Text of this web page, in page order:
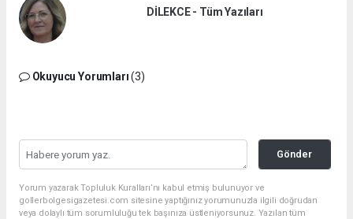
DİLEKCE - Tüm Yazıları
Okuyucu Yorumları(3)
Gönder
Yorum yazarak Topluluk Kuralları’nı kabul etmiş bulunuyor ve
gollerbolgesigazetesi.com sitesine yaptığınız yorumunuzla ilgili doğrudan
veya dolaylı tüm sorumluluğu tek başınıza üstleniyorsunuz. Yazılan tüm